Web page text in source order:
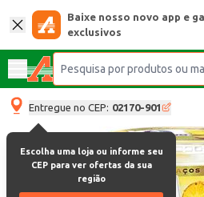
Baixe nosso novo app e
exclusivos
Entregue no CEP: 02170-901
Escolha uma loja ou informe seu
CEP para ver ofertas da sua
região